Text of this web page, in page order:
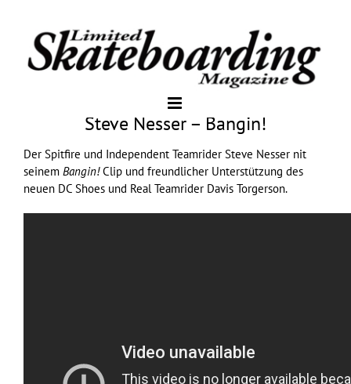
Steve Nesser – Bangin!
Der Spitfire und Independent Teamrider Steve Nesser nit
seinem Bangin!Clip und freundlicher Unterstützung des
neuen DC Shoes und RealTeamrider Davis Torgerson.